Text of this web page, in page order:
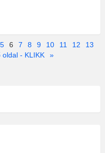
5 6 7 8 9 10 11 12
13
oldal - KLIKK »